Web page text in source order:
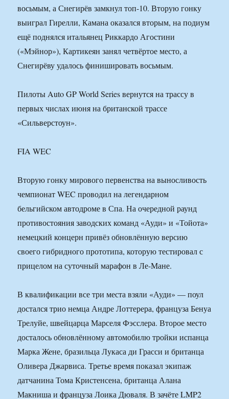
восьмым, а Снегирёв замкнул топ-10. Вторую гонку
выиграл Гирелли, Камана оказался вторым, на подиум
ещё поднялся итальянец Риккардо Агостини
(«Мэйнор»), Картикеян занял четвёртое место, а
Снегирёву удалось финишировать восьмым.
Пилоты Auto GP World Series вернутся на трассу в
первых числах июня на британской трассе
«Сильверстоун».
FIA WEC
Вторую гонку мирового первенства на выносливость
чемпионат WEC проводил на легендарном
бельгийском автодроме в Спа. На очередной раунд
противостояния заводских команд «Ауди» и «Тойота»
немецкий концерн привёз обновлённую версию
своего гибридного прототипа, которую тестировал с
прицелом на суточный марафон в Ле-Мане.
В квалификации все три места взяли «Ауди» — поул
достался трио немца Андре Лоттерера, француза Бенуа
Трелуйе, швейцарца Марселя Фэсслера. Второе место
досталось обновлённому автомобилю тройки испанца
Марка Жене, бразильца Лукаса ди Грасси и британца
Оливера Джарвиса. Третье время показал экипаж
датчанина Тома Кристенсена, британца Алана
Макниша и француза Лоика Дюваля. В зачёте LMP2